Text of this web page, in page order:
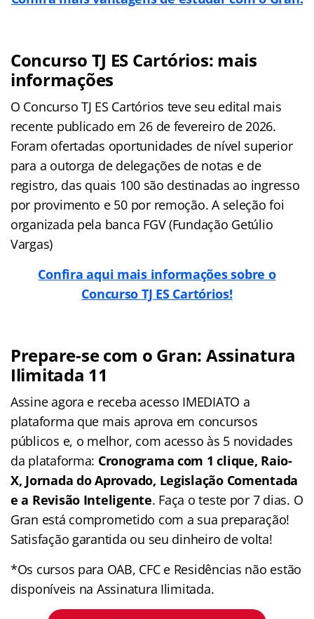
Concurso TJ ES Cartórios: mais
informações
O Concurso TJ ES Cartórios teve seu edital mais
recente publicado em 26 de fevereiro de 2026.
Foram ofertadas oportunidades de nível superior
para a outorga de delegações de notas e de
registro, das quais 100 são destinadas ao ingresso
por provimento e 50 por remoção. A seleção foi
organizada pela banca FGV (Fundação Getúlio
Vargas)
Confira aqui mais informações sobre o
Concurso TJ ES Cartórios!
Prepare-se com o Gran: Assinatura
Ilimitada 11
Assine agora e receba acesso IMEDIATO a
plataforma que mais aprova em concursos
públicos e, o melhor, com acesso às 5 novidades
da plataforma: Cronograma com 1 clique, Raio-
X, Jornada do Aprovado, Legislação Comentada
e a Revisão Inteligente. Faça o teste por 7 dias. O
Gran está comprometido com a sua preparação!
Satisfação garantida ou seu dinheiro de volta!
*Os cursos para OAB, CFC e Residências não estão
disponíveis na Assinatura Ilimitada.